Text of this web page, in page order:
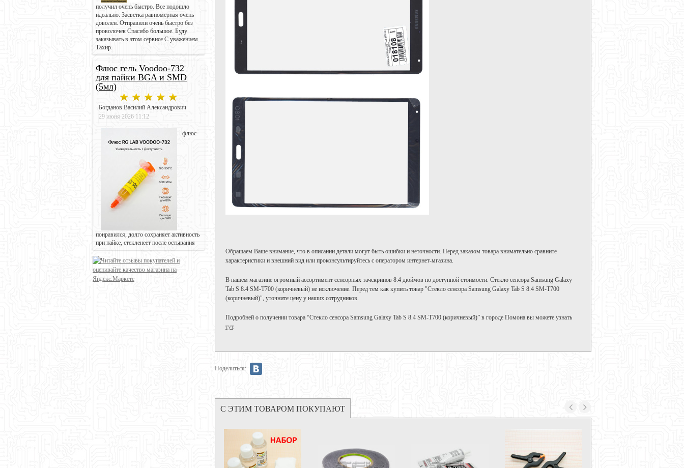
получил очень быстро. Все подошло
идеально. Засветка равномерная очень
доволен. Отправили очень быстро без
проволочек Спасибо большое. Буду
заказывать в этом сервисе С уважением
Тахир.
Флюс гель Voodoo-732
для пайки BGA и SMD
(5мл)
Богданов Василий Александрович
29 июня 2026 11:12
флюс
понравился, долго сохраняет активность
при пайке, стекленеет после остывания
Обращаем Ваше внимание, что в описании детали могут быть ошибки и неточности. Перед заказом товара внимательно сравните
характеристики и внешний вид или проконсультируйтесь с оператором интернет-мгазина.
В нашем магазине огромный ассортимент сенсорных тачскринов 8.4 дюймов по доступной стоимости. Стекло сенсора Samsung Galaxy
Tab S 8.4 SM-T700 (коричневый) не исключение. Перед тем как купить товар "Стекло сенсора Samsung Galaxy Tab S 8.4 SM-T700
(коричневый)", уточните цену у наших сотрудников.
Подробней о получении товара “Стекло сенсора Samsung Galaxy Tab S 8.4 SM-T700 (коричневый)” в городе Помона вы можете узнать
тут.
Поделиться:
С ЭТИМ ТОВАРОМ ПОКУПАЮТ